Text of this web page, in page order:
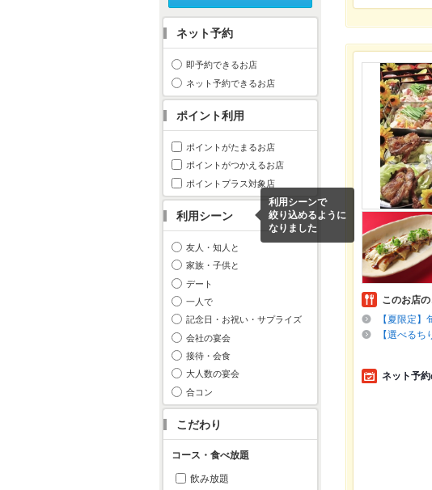
ネット予約
即予約できるお店
ネット予約できるお店
ポイント利用
ポイントがたまるお店
ポイントがつかえるお店
ポイントプラス対象店
利用シーン
利用シーンで
絞り込めるように
なりました
友人・知人と
家族・子供と
デート
一人で
記念日・お祝い・サプライズ
会社の宴会
接待・会食
大人数の宴会
合コン
こだわり
コース・食べ放題
飲み放題
このお店
【夏限定
【選べる
ネット予